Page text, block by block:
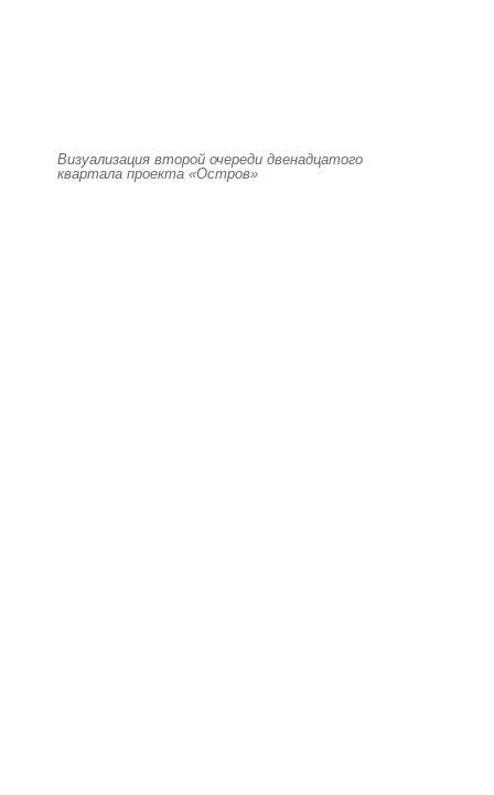
Визуализация второй очереди двенадцатого
квартала проекта «Остров»